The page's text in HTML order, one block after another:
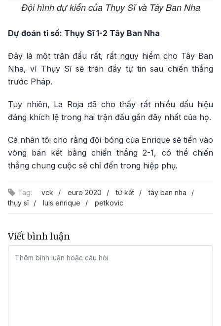
Đội hình dự kiến của Thụy Sĩ và Tây Ban Nha
Dự đoán tỉ số: Thụy Sĩ 1-2 Tây Ban Nha
Đây là một trận đấu rất, rất nguy hiểm cho Tây Ban
Nha, vì Thụy Sĩ sẽ tràn đầy tự tin sau chiến thắng
trước Pháp.
Tuy nhiên, La Roja đã cho thấy rất nhiều dấu hiệu
đáng khích lệ trong hai trận đấu gần đây nhất của họ.
Cá nhân tôi cho rằng đội bóng của Enrique sẽ tiến vào
vòng bán kết bằng chiến thắng 2-1, có thể chiến
thắng chung cuộc sẽ chỉ đến trong hiệp phụ.
Tag: vck euro 2020 tứ kết
tây ban nha
thụy sĩ
luis enrique petkovic
Viết bình luận